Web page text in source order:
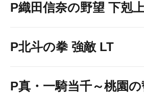
P織田信奈の野望 下剋
P北斗の拳 強敵 LT
P真・一騎当千～桃園